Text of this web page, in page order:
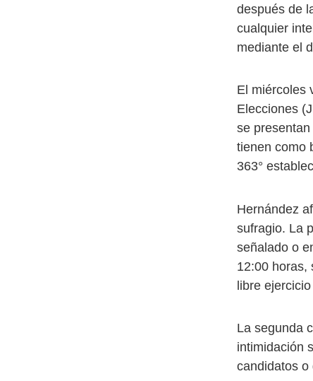
después de
cualquier
mediante el
El miércoles
Elecciones
se
tienen como
363°
Hernández
sufragio. La
señalado o
12:00 horas,
libre
La segunda
intimidación
candidatos o